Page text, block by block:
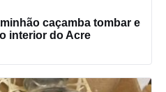
caçamba tombar e
interior do Acre